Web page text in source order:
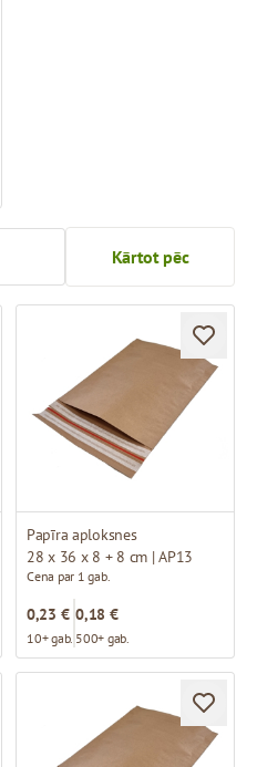
Kārtot pēc
Papīra aploksnes
28 x 36 x 8 + 8 cm | AP13
Cena par 1 gab.
0,23 €
10+ gab.
0,18 €
500+ gab.